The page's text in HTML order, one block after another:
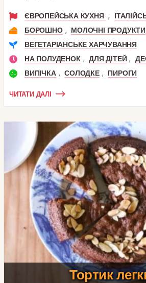
ЄВРОПЕЙСЬКА КУХНЯ ,
БОРОШНО , МОЛОЧНІ ПРОДУКТИ
ВЕГЕТАРІАНСЬКЕ ХАРЧУВАННЯ
НА ПОЛУДЕНОК , ДЛЯ ДІТЕЙ ,
ВИПІЧКА , СОЛОДКЕ , ПИРОГИ
ЧИТАТИ ДАЛІ
Тортик